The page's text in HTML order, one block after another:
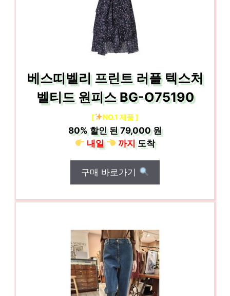
베스띠벨리 프린트 러플 텍스처
벨티드 원피스 BG-O75190
[ NO.1 제품 ]
80% 할인 된79,000 원
내일
까지도착
구매 바로가기